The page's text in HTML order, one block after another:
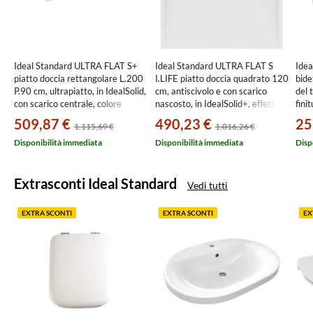
Ideal Standard ULTRA FLAT S+
piatto doccia rettangolare L.200
P.90 cm, ultrapiatto, in IdealSolid,
con scarico centrale, colore
509,87 € 1.115,69 €
Disponibilità immediata
Ideal Standard ULTRA FLAT S
I.LIFE piatto doccia quadrato 120
cm, antiscivolo e con scarico
nascosto, in IdealSolid+, effetto
opaco T5242FR
490,23 € 1.016,26 €
Disponibilità immediata
del
Extrasconti Ideal Standard Vedi tutti
EXTRA SCONTI EXTRA SCONTI